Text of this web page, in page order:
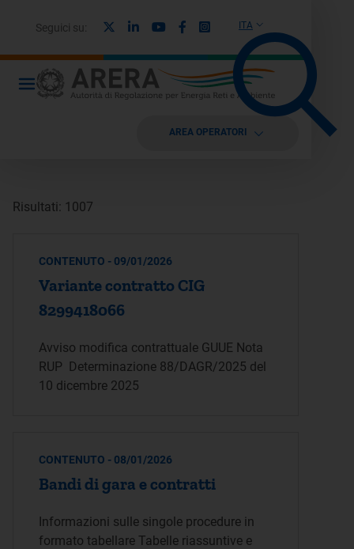
ITA
Seguici su: LinkedinYoutubeFacebook
Instagram
AREA OPERATORI
Risultati: 1007
CONTENUTO - 09/01/2026
Variante contratto CIG
8299418066
Avviso modifica contrattuale GUUE Nota
RUP Determinazione 88/DAGR/2025 del
10 dicembre 2025
CONTENUTO - 08/01/2026
Bandi di gara e contratti
Informazioni sulle singole procedure in
formato tabellare Tabelle riassuntive e